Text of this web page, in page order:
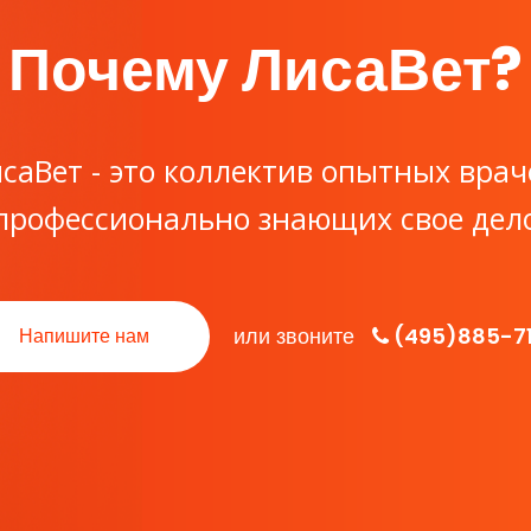
Почему ЛисаВет?
- это коллектив опытных
знающих свое
Напишите нам или звоните (495)885-